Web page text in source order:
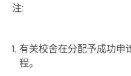
注:
1. 有关校舍在分配予成功申
程。